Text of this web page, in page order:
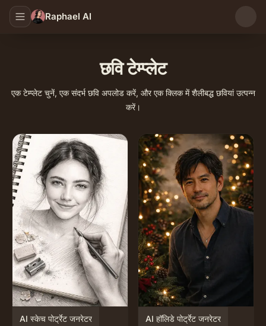
Raphael AI
छवि टेम्प्लेट
एक टेम्प्लेट चुनें, एक संदर्भ छवि अपलोड करें, और एक क्लिक में शैलीबद्ध छवियां उत्पन्न
करें।
AI स्केच पोर्ट्रेट जनरेटर AI हॉलिडे पोर्ट्रेट जनरेटर